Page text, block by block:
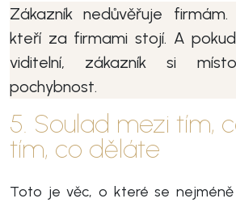
Zákazník nedůvěřuje firmám.
kteří za firmami stojí. A
viditelní, zákazník si
pochybnost.
5. Soulad mezi tím,
tím, co děláte
Toto je věc, o které se